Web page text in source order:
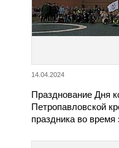
14.04.2024
Празднование Дня
Петропавловской
праздника во